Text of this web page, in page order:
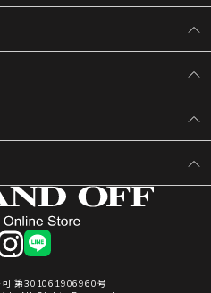
LINE
可 第301061906960号